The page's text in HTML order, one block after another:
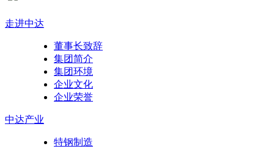
走进中达
董事长致辞
集团简介
集团环境
企业文化
企业荣誉
中达产业
特钢制造